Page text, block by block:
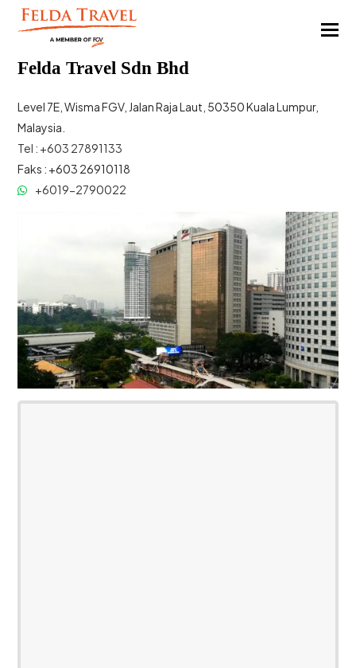
Felda Travel Sdn Bhd
Level 7E, Wisma FGV, Jalan Raja Laut, 50350 Kuala Lumpur,
Malaysia.
Tel : +603 27891133
Faks : +603 26910118
+6019-2790022